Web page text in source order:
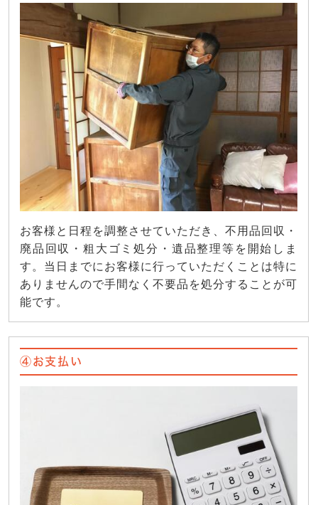
お客様と日程を調整させていただき、不用品回収・
廃品回収・粗大ゴミ処分・遺品整理等を開始しま
す。当日までにお客様に行っていただくことは特に
ありませんので手間なく不要品を処分することが可
能です。
④お支払い